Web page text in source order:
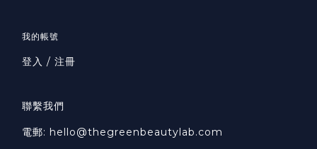
我的帳號
登入 / 注冊
聯繫我們
電郵: hello@thegreenbeautylab.com